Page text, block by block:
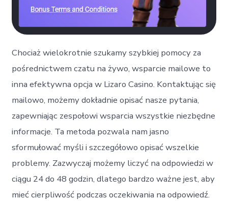
Chociaż wielokrotnie szukamy szybkiej pomocy za
pośrednictwem czatu na żywo, wsparcie mailowe to
inna efektywna opcja w Lizaro Casino. Kontaktując się
mailowo, możemy dokładnie opisać nasze pytania,
zapewniając zespołowi wsparcia wszystkie niezbędne
informacje. Ta metoda pozwala nam jasno
sformułować myśli i szczegółowo opisać wszelkie
problemy. Zazwyczaj możemy liczyć na odpowiedzi w
ciągu 24 do 48 godzin, dlatego bardzo ważne jest, aby
mieć cierpliwość podczas oczekiwania na odpowiedź.